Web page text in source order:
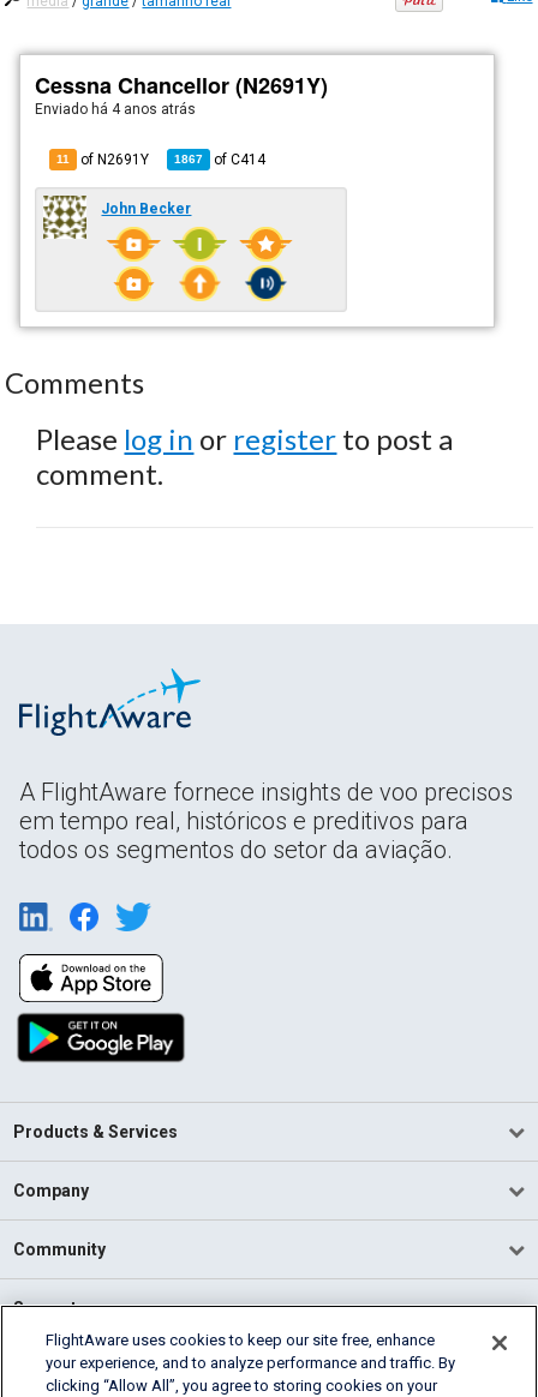
Cessna Chancellor (N2691Y)
Enviado há 4 anos atrás
11 of N2691Y 1867 ofC414
John Becker
Comments
Please log in or register to post a
comment.
A FlightAware fornece insights de voo precisos
em tempo real, históricos e preditivos para
todos os segmentos do setor da aviação.
Products & Services
Company
Community
Support
English (USA)
2026 FlightAware
FlightAware uses cookies to keep our site free, enhance
your experience, and to analyze performance and traffic. By
clicking “Allow All”, you agree to storing cookies on your